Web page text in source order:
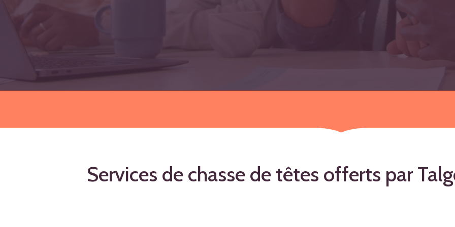
Services de chasse de têtes offerts par